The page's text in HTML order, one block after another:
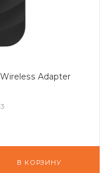
Adapter
В КОРЗИНУ